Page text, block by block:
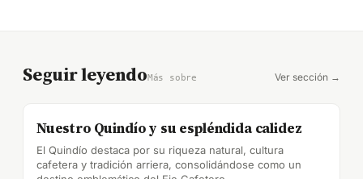
Seguir leyendoMás sobre Ver sección →
Nuestro Quindío y su espléndida calidez
El Quindío destaca por su riqueza natural, cultura
cafetera y tradición arriera, consolidándose como un